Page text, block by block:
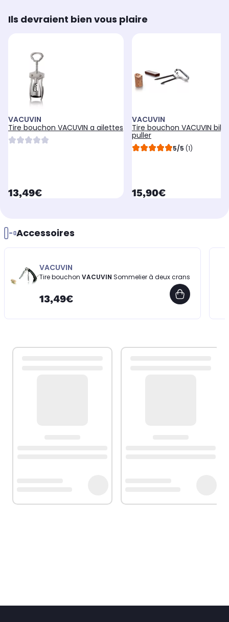
Ils devraient bien vous plaire
VACUVIN
Tire bouchon VACUVIN a ailettes
currentPrice
13,49€
VACUVIN
Tire bouchon VACUVIN
puller
5/5 (1)
currentPrice
15,90€
Accessoires
VACUVIN
Tire bouchon VACUVIN Sommelier à deux crans
13,49€